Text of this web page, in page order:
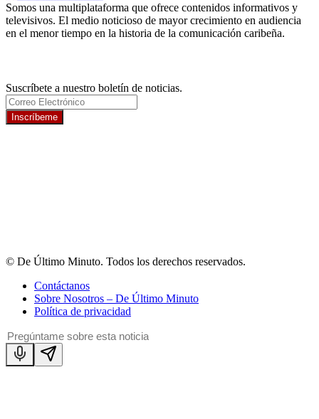
Somos una multiplataforma que ofrece contenidos informativos y
televisivos. El medio noticioso de mayor crecimiento en audiencia
en el menor tiempo en la historia de la comunicación caribeña.
Suscríbete a nuestro boletín de noticias.
Inscríbeme
© De Último Minuto. Todos los derechos reservados.
Contáctanos
Sobre Nosotros – De Último Minuto
Política de privacidad